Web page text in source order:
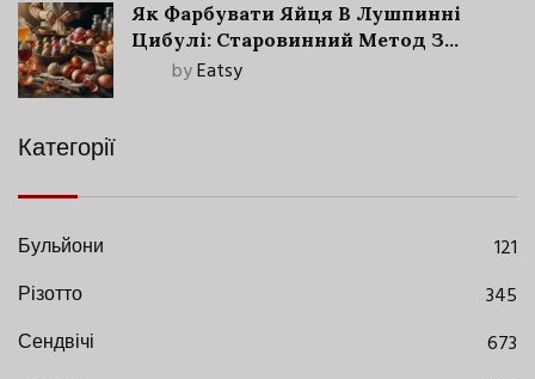
Як Фарбувати Яйця В Лушпинні
Цибулі: Старовинний Метод З
Сучасними Нюансами
byEatsy
Категорії
Бульйони
121
Різотто
345
Сендвічі
673